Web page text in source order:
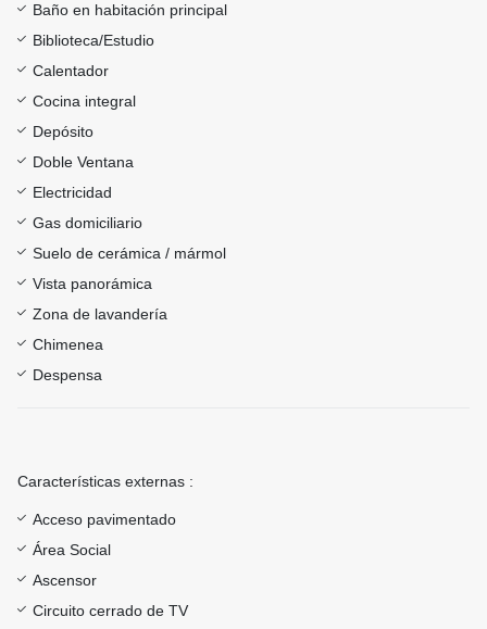
Baño en habitación principal
Biblioteca/Estudio
Calentador
Cocina integral
Depósito
Doble Ventana
Electricidad
Gas domiciliario
Suelo de cerámica / mármol
Vista panorámica
Zona de lavandería
Chimenea
Despensa
Características externas :
Acceso pavimentado
Área Social
Ascensor
Circuito cerrado de TV